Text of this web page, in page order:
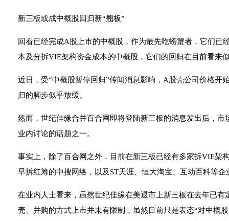
新三板或成中概股回归新“翘板”
回看已经完成A股上市的中概股，作为最先吃螃蟹者，它们已
本及分拆VIE架构资金成本的中概股，它们的回归在目前看来
近日，受“中概股暂停回归”传闻消息影响，A股壳公司价格开
归的脚步似乎放缓。
然而，世纪佳缘合并百合网即将登陆新三板的消息发出后，
业内讨论的话题之一。
事实上，除了百合网之外，目前在新三板已经有多家拆VIE架
早拆红筹的中搜网络，以及ST天涯、恒大淘宝、互动百科等企
在业内人士看来，虽然世纪佳缘在美退市上新三板在去年已
壳、并购的方式上市并未有限制，虽然目前只是表态“对中概